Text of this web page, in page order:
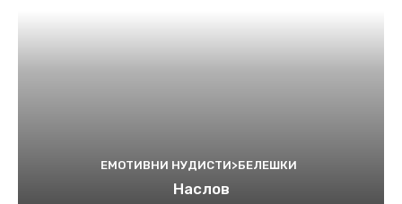
ЕМОТИВНИ НУДИСТИ>БЕЛЕШКИ
Наслов